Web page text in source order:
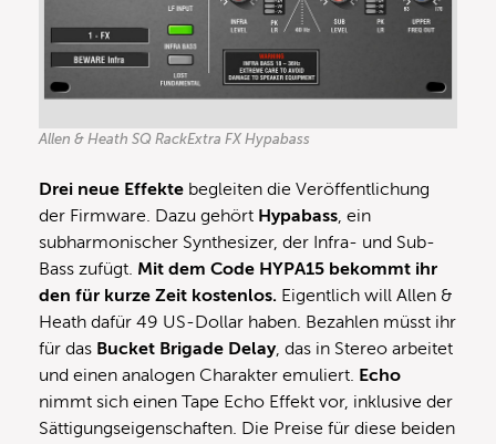
Allen & Heath SQ RackExtra FX Hypabass
Drei neue Effekte begleiten die Veröffentlichung
der Firmware. Dazu gehört Hypabass, ein
subharmonischer Synthesizer, der Infra- und Sub-
Bass zufügt. Mit dem Code HYPA15 bekommt ihr
den für kurze Zeit kostenlos. Eigentlich will Allen &
Heath dafür 49 US-Dollar haben. Bezahlen müsst ihr
für das Bucket Brigade Delay, das in Stereo arbeitet
und einen analogen Charakter emuliert. Echo
nimmt sich einen Tape Echo Effekt vor, inklusive der
Sättigungseigenschaften. Die Preise für diese beiden